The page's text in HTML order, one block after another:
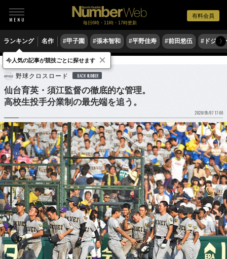
有料会員
毎日6時・11時・17時更新
ランキング 名作 #甲子園 #張本智和 #平野佳寿 #前田悠伍 #ドジャ
〉
野球 高校野球
野球クロスロード BACK NUMBER
仙台育英・須江監督の徹底的な管理。
高校生投手分業制の最先端を追う。
2020/05/07 17:00
今人気の記事が競技ごとに探せます ×